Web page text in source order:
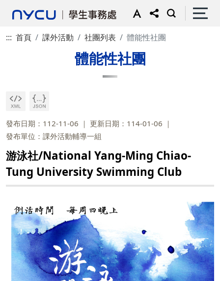
::: 首頁 課外活動 社團列表 體能性社團
體能性社團
發布日期：112-11-06
更新日期：114-01-06
發布單位：課外活動輔導一組
游泳社/National Yang-Ming Chiao-
Tung University Swimming Club